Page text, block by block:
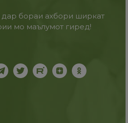
дар бораи ахбори ширкат
мо маълумот гиред!